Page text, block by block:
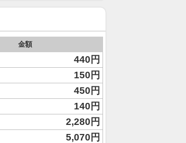
金額
440円
150円
450円
140円
2,280円
5,070円